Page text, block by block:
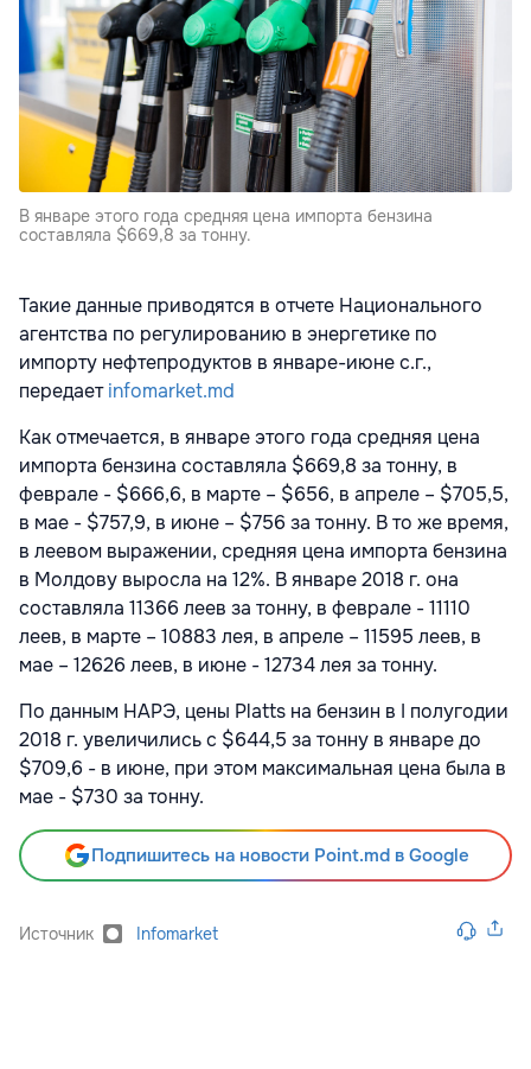
В январе этого года средняя цена импорта бензина
составляла $669,8 за тонну.
Такие данные приводятся в отчете Национального
агентства по регулированию в энергетике по
импорту нефтепродуктов в январе-июне с.г.,
передаетinfomarket.md
Как отмечается, в январе этого года средняя цена
импорта бензина составляла $669,8 за тонну, в
феврале - $666,6, в марте – $656, в апреле – $705,5,
в мае - $757,9, в июне – $756 за тонну. В то же время,
в леевом выражении, средняя цена импорта бензина
в Молдову выросла на 12%. В январе 2018 г. она
составляла 11366 леев за тонну, в феврале - 11110
леев, в марте – 10883 лея, в апреле – 11595 леев, в
мае – 12626 леев, в июне - 12734 лея за тонну.
По данным НАРЭ, цены Platts на бензин в I полугодии
2018 г. увеличились с $644,5 за тонну в январе до
$709,6 - в июне, при этом максимальная цена была в
мае - $730 за тонну.
Подпишитесь на новости Point.md в Google
Источник Infomarket